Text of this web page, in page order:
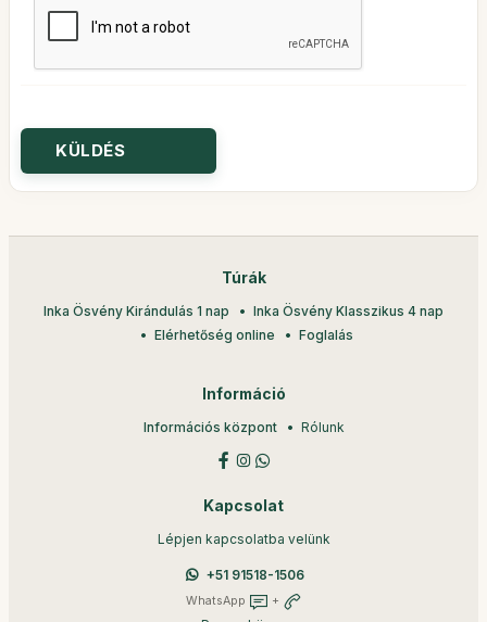
Túrák
Inka Ösvény Kirándulás 1 nap
Inka Ösvény Klasszikus 4 nap
Elérhetőség online
Foglalás
Információ
Információs központ Rólunk
Kapcsolat
Lépjen kapcsolatba velünk
+51 91518-1506
WhatsApp +